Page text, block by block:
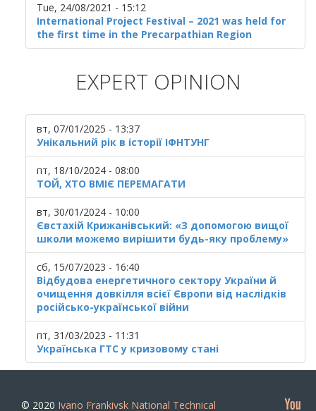
Tue, 24/08/2021 - 15:12
International Project Festival – 2021 was held for
the first time in the Precarpathian Region
EXPERT OPINION
вт, 07/01/2025 - 13:37
Унікальний рік в історії ІФНТУНГ
пт, 18/10/2024 - 08:00
ТОЙ, ХТО ВМІЄ ПЕРЕМАГАТИ
вт, 30/01/2024 - 10:00
Євстахій Крижанівський: «З допомогою вищої
школи можемо вирішити будь-яку проблему»
сб, 15/07/2023 - 16:40
Відбудова енергетичного сектору України й
очищення довкілля всієї Європи від наслідків
російсько-української війни
пт, 31/03/2023 - 11:31
Українська ГТС у кризовому стані
© 2020 Ivano Frankivsk National Technical